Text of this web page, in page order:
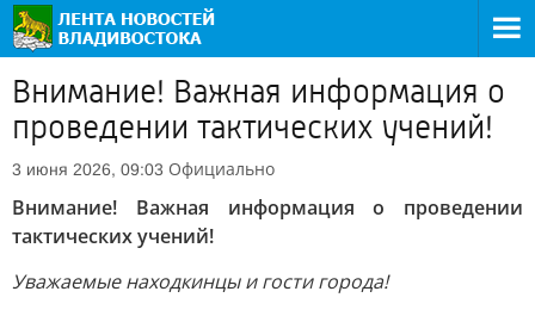
Внимание! Важная информация о
проведении тактических учений!
3 июня 2026, 09:03 Официально
Внимание! Важная информация о проведении
тактических учений!
Уважаемые находкинцы и гости города!